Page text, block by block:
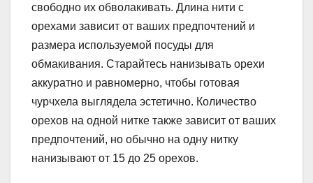
свободно их обволакивать. Длина нити с
орехами зависит от ваших предпочтений и
размера используемой посуды для
обмакивания. Старайтесь нанизывать орехи
аккуратно и равномерно, чтобы готовая
чурчхела выглядела эстетично. Количество
орехов на одной нитке также зависит от ваших
предпочтений, но обычно на одну нитку
нанизывают от 15 до 25 орехов.